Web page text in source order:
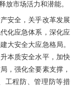
放市场活力和潜能。
安全，关乎改革发展
化应急体系，深化应
大安全大应急格局。
本质安全水平，加快
，强化全要素支撑，
工程防、管理防等措